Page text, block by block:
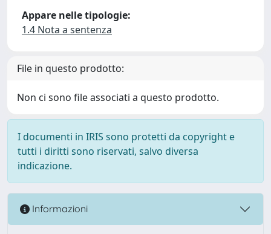
Appare nelle tipologie:
1.4 Nota a sentenza
File in questo prodotto:
Non ci sono file associati a questo prodotto.
I documenti in IRIS sono protetti da copyright e
tutti i diritti sono riservati, salvo diversa
indicazione.
Informazioni